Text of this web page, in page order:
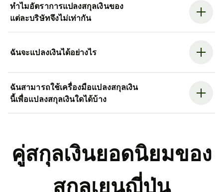
ทำไมอัตราการแปลงสกุลเงินของ
แต่ละบริษัทจึงไม่เท่ากัน
ฉันจะแปลงเงินได้อย่างไร
ฉันสามารถใช้เครื่องมือแปลงสกุลเงิน
นี้เพื่อแปลงสกุลเงินใดได้บ้าง
คู่สกุลเงินยอดนิยมของ
สกุลเยนญี่ปุ่น